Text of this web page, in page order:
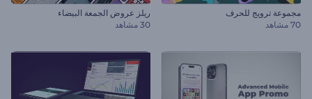
مجموعة ترويج للحرف
70 مشاهد
ريلز عروض الجمعة البيضاء
30 مشاهد